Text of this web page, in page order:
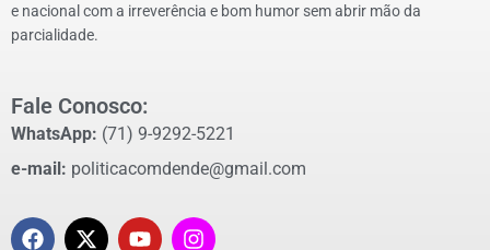
e nacional com a irreverência e bom humor sem abrir mão da
parcialidade.
Fale Conosco:
WhatsApp: (71) 9-9292-5221
e-mail: politicacomdende@gmail.com